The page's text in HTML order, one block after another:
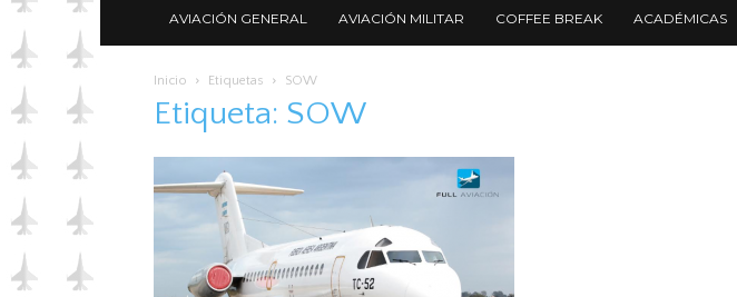
AVIACIÓN GENERAL AVIACIÓN MILITAR COFFEE BREAK ACADÉMICAS
Inicio Etiquetas SOW
Etiqueta: SOW